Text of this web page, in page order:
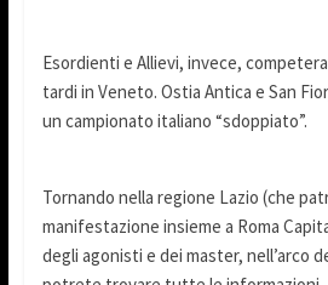
Esordienti e Allievi, invece,
tardi in Veneto. Ostia Antica e San
un campionato italiano “sdoppiato”.
Tornando nella regione Lazio (che
manifestazione insieme a Roma
degli agonisti e dei master, nell’arco